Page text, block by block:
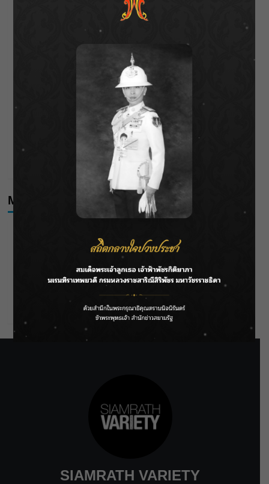
ลาโลกนี้ ให้ใส่บาตรสิ่งนั้นไว้ตอนยังมีชีวิต”
ราชเลขานุการในพระองค์ฯ ติดตามโครงการหุบกะพง–ห้วย
ทรายใต้ เสริมความมั่นคงน้ำเพชรบุรี
F.HERO จับมือเกิร์ลกรุ๊ปมาเลเซีย DOLLA ส่งซิงเกิลใหม่สุดส
กรมชลฯ เกาะติดฝนทั่วประเทศ เตรียมเครื่องจักรรับมือน้ำ
เดือดโค้งสุดท้าย! “ภณ ณวัสน์ – จีน่า ญีนา” ส่ง “ธาตรี” เรต
ติ้งพุ่ง พาคนดูแห่ลุ้นบทสรุป 10 สิงหาคมนี้ !
Meta
Comments feed
SIAMRATH VARIETY